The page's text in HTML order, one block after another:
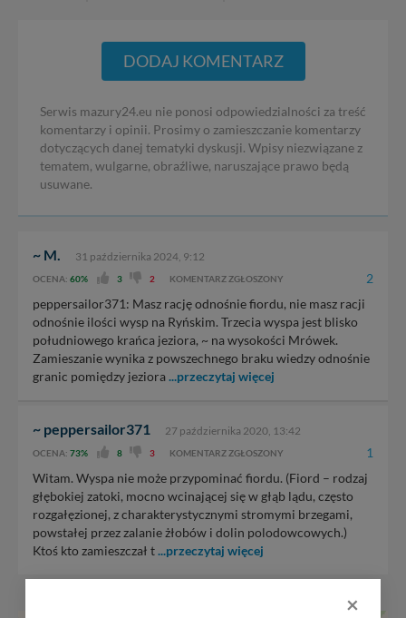
DODAJ KOMENTARZ
Serwis mazury24.eu nie ponosi odpowiedzialności za treść
komentarzy i opinii. Prosimy o zamieszczanie komentarzy
dotyczących danej tematyki dyskusji. Wpisy niezwiązane z
tematem, wulgarne, obraźliwe, naruszające prawo będą
usuwane.
~ M. 31 października 2024, 9:12
OCENA: 60% 3 2 KOMENTARZ ZGŁOSZONY 2
peppersailor371: Masz rację odnośnie fiordu, nie masz racji
odnośnie ilości wysp na Ryńskim. Trzecia wyspa jest blisko
południowego krańca jeziora, ~ na wysokości Mrówek.
Zamieszanie wynika z powszechnego braku wiedzy odnośnie
granic pomiędzy jeziora...przeczytaj więcej
~ peppersailor371 27 października 2020, 13:42
OCENA: 73% 8 3 KOMENTARZ ZGŁOSZONY 1
Witam. Wyspa nie może przypominać fiordu. (Fiord – rodzaj
głębokiej zatoki, mocno wcinającej się w głąb lądu, często
rozgałęzionej, z charakterystycznymi stromymi brzegami,
powstałej przez zalanie żłobów i dolin polodowcowych.)
Ktoś kto zamieszczał t...przeczytaj więcej
×